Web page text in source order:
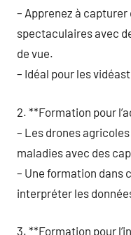
– Apprenez à
spectaculaires avec
de vue.
– Idéal pour les
2. **Formation pour
– Les drones
maladies avec des
– Une formation dans
interpréter les
3. **Formation pour